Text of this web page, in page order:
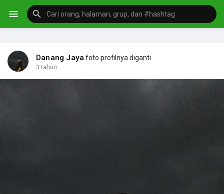
Danang Jaya foto profilnya diganti
3 tahun